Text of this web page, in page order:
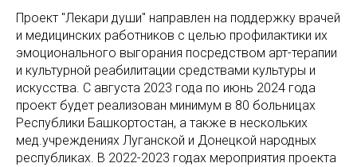
Проект "Лекари души" направлен на поддержку врачей
и медицинских работников с целью профилактики их
эмоционального выгорания посредством арт-терапии
и культурной реабилитации средствами культуры и
искусства. С августа 2023 года по июнь 2024 года
проект будет реализован минимум в 80 больницах
Республики Башкортостан, а также в нескольких
мед.учреждениях Луганской и Донецкой народных
республиках. В 2022-2023 годах мероприятия проекта